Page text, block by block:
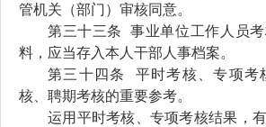
管机关（部门）审核同意。
第三十三条 事业单位工作人员
料，应当存入本人 干部 人事档案。
第三十 四条
平时考核、专项考
核、聘期考核的重要参考。
运用 平时考核、专项考核结果，